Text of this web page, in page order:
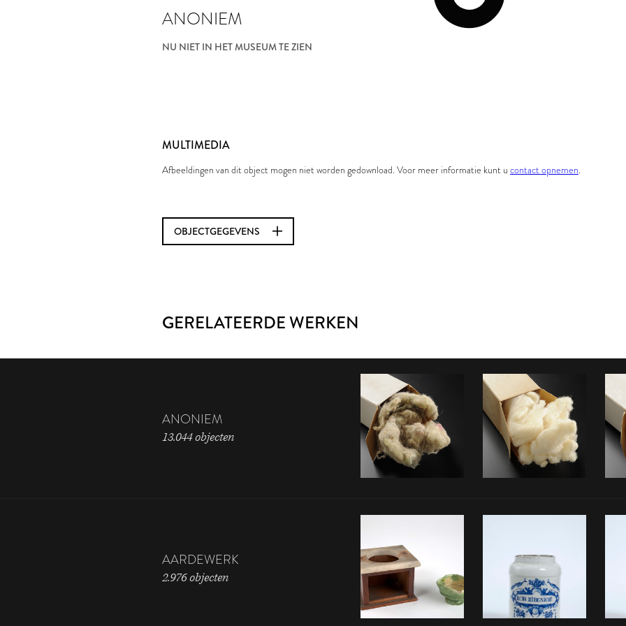
ANONIEM
NU NIET IN HET MUSEUM TE ZIEN
MULTIMEDIA
Afbeeldingen van dit object mogen niet worden gedownload. Voor meer informatie kunt u contact opnemen.
OBJECTGEGEVENS
GERELATEERDE WERKEN
ANONIEM
13.044 objecten
AARDEWERK
2.976 objecten